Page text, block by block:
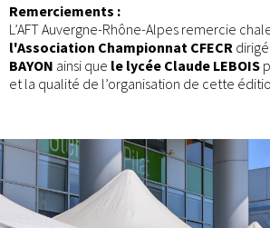
Remerciements :
L’AFT Auvergne-Rhône-Alpes remercie
l'Association Championnat CFECR
BAYON ainsi que le lycée Claude LEBOIS
et la qualité de l’organisation de cette